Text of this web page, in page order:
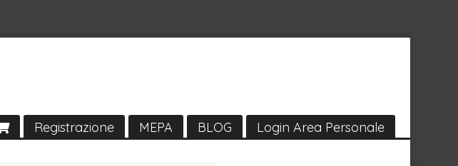
Registrazione MEPA BLOG Login Area Personale